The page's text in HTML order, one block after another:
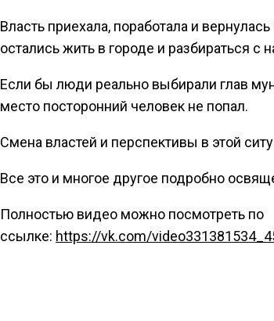
Власть приехала, поработала и
остались жить в городе и разбираться
Если бы люди реально выбирали глав
место посторонний человек не попал.
Смена властей и перспективы в этой
Все это и многое другое подробно
Полностью видео можно посмотреть по
ссылке: https://vk.com/